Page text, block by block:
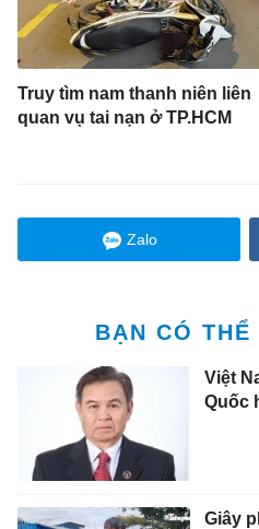
Truy tìm nam thanh niên liên
quan vụ tai nạn ở TP.HCM
Zalo
BẠN CÓ THỂ
Việt
Quốc
Giây